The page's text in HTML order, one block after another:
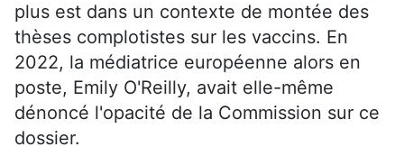
plus est dans un contexte de montée des
thèses complotistes sur les vaccins. En
2022, la médiatrice européenne alors en
poste, Emily O'Reilly, avait elle-même
dénoncé l'opacité de la Commission sur ce
dossier.